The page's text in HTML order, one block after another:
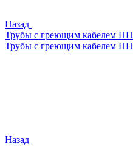
Назад
Трубы с греющим кабелем
Трубы с греющим кабелем
Назад